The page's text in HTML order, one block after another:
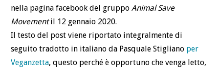
nella pagina facebook del gruppoAnimal Save
Movementil 12 gennaio 2020.
Il testo del post viene riportato integralmente di
seguito tradotto in italiano da Pasquale Stigliano per
Veganzetta, questo perché è opportuno che venga letto,